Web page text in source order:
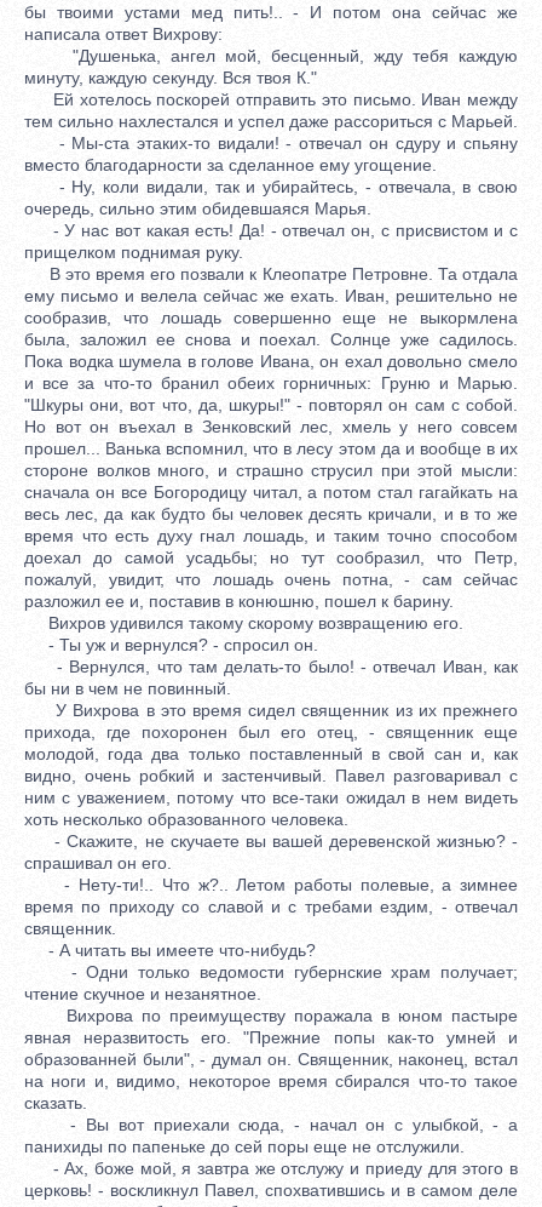
бы твоими устами мед пить!.. - И потом она сейчас же
написала ответ Вихрову:
"Душенька, ангел мой, бесценный, жду тебя каждую
минуту, каждую секунду. Вся твоя К."
Ей хотелось поскорей отправить это письмо. Иван между
тем сильно нахлестался и успел даже рассориться с Марьей.
- Мы-ста этаких-то видали! - отвечал он сдуру и спьяну
вместо благодарности за сделанное ему угощение.
- Ну, коли видали, так и убирайтесь, - отвечала, в свою
очередь, сильно этим обидевшаяся Марья.
- У нас вот какая есть! Да! - отвечал он, с присвистом и с
прищелком поднимая руку.
В это время его позвали к Клеопатре Петровне. Та отдала
ему письмо и велела сейчас же ехать. Иван, решительно не
сообразив, что лошадь совершенно еще не выкормлена
была, заложил ее снова и поехал. Солнце уже садилось.
Пока водка шумела в голове Ивана, он ехал довольно смело
и все за что-то бранил обеих горничных: Груню и Марью.
"Шкуры они, вот что, да, шкуры!" - повторял он сам с собой.
Но вот он въехал в Зенковский лес, хмель у него совсем
прошел... Ванька вспомнил, что в лесу этом да и вообще в их
стороне волков много, и страшно струсил при этой мысли:
сначала он все Богородицу читал, а потом стал гагайкать на
весь лес, да как будто бы человек десять кричали, и в то же
время что есть духу гнал лошадь, и таким точно способом
доехал до самой усадьбы; но тут сообразил, что Петр,
пожалуй, увидит, что лошадь очень потна, - сам сейчас
разложил ее и, поставив в конюшню, пошел к барину.
Вихров удивился такому скорому возвращению его.
- Ты уж и вернулся? - спросил он.
- Вернулся, что там делать-то было! - отвечал Иван, как
бы ни в чем не повинный.
У Вихрова в это время сидел священник из их прежнего
прихода, где похоронен был его отец, - священник еще
молодой, года два только поставленный в свой сан и, как
видно, очень робкий и застенчивый. Павел разговаривал с
ним с уважением, потому что все-таки ожидал в нем видеть
хоть несколько образованного человека.
- Скажите, не скучаете вы вашей деревенской жизнью? -
спрашивал он его.
- Нету-ти!.. Что ж?.. Летом работы полевые, а зимнее
время по приходу со славой и с требами ездим, - отвечал
священник.
- А читать вы имеете что-нибудь?
- Одни только ведомости губернские храм получает;
чтение скучное и незанятное.
Вихрова по преимуществу поражала в юном пастыре
явная неразвитость его. "Прежние попы как-то умней и
образованней были", - думал он. Священник, наконец, встал
на ноги и, видимо, некоторое время сбирался что-то такое
сказать.
- Вы вот приехали сюда, - начал он с улыбкой, - а
панихиды по папеньке до сей поры еще не отслужили.
- Ах, боже мой, я завтра же отслужу и приеду для этого в
церковь! - воскликнул Павел, спохватившись и в самом деле